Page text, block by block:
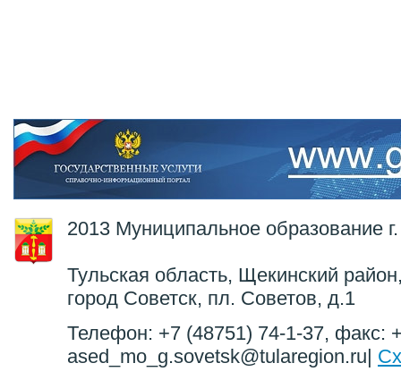
2013 Муниципальное образование
Тульская область, Щекинский
город Советск, пл. Советов, д.1
Телефон: +7 (48751) 74-1-37, факс:
ased_mo_g.sovetsk@tularegion.ru|